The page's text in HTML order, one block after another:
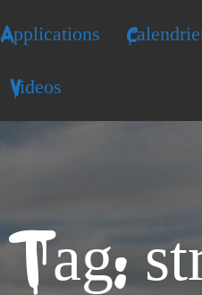
Applications
Videos
Tag: